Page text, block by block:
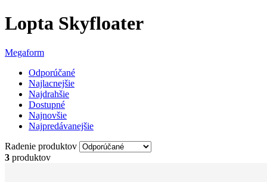
Lopta Skyfloater
Megaform
Odporúčané
Najlacnejšie
Najdrahšie
Dostupné
Najnovšie
Najpredávanejšie
Radenie produktov
3 produktov